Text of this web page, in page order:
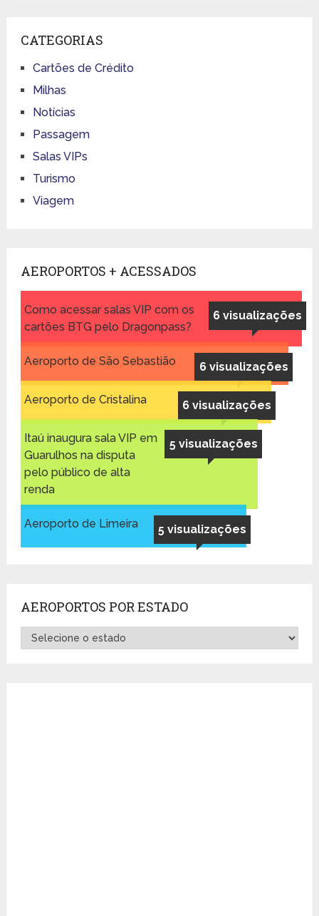
CATEGORIAS
Cartões de Crédito
Milhas
Notícias
Passagem
Salas VIPs
Turismo
Viagem
AEROPORTOS + ACESSADOS
6 visualizações
Como acessar salas VIP com os
cartões BTG pelo Dragonpass?
6 visualizações
Aeroporto de São Sebastião
6 visualizações
Aeroporto de Cristalina
5 visualizações
Itaú inaugura sala VIP em
Guarulhos na disputa
pelo público de alta
renda
5 visualizações
Aeroporto de Limeira
AEROPORTOS POR ESTADO
Aeroportos
por